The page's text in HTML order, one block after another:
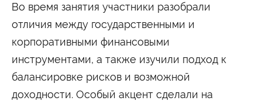
Федерации
Во время занятия участники разобрали
отличия между государственными и
корпоративными финансовыми
инструментами, а также изучили подход к
балансировке рисков и возможной
доходности. Особый акцент сделали на